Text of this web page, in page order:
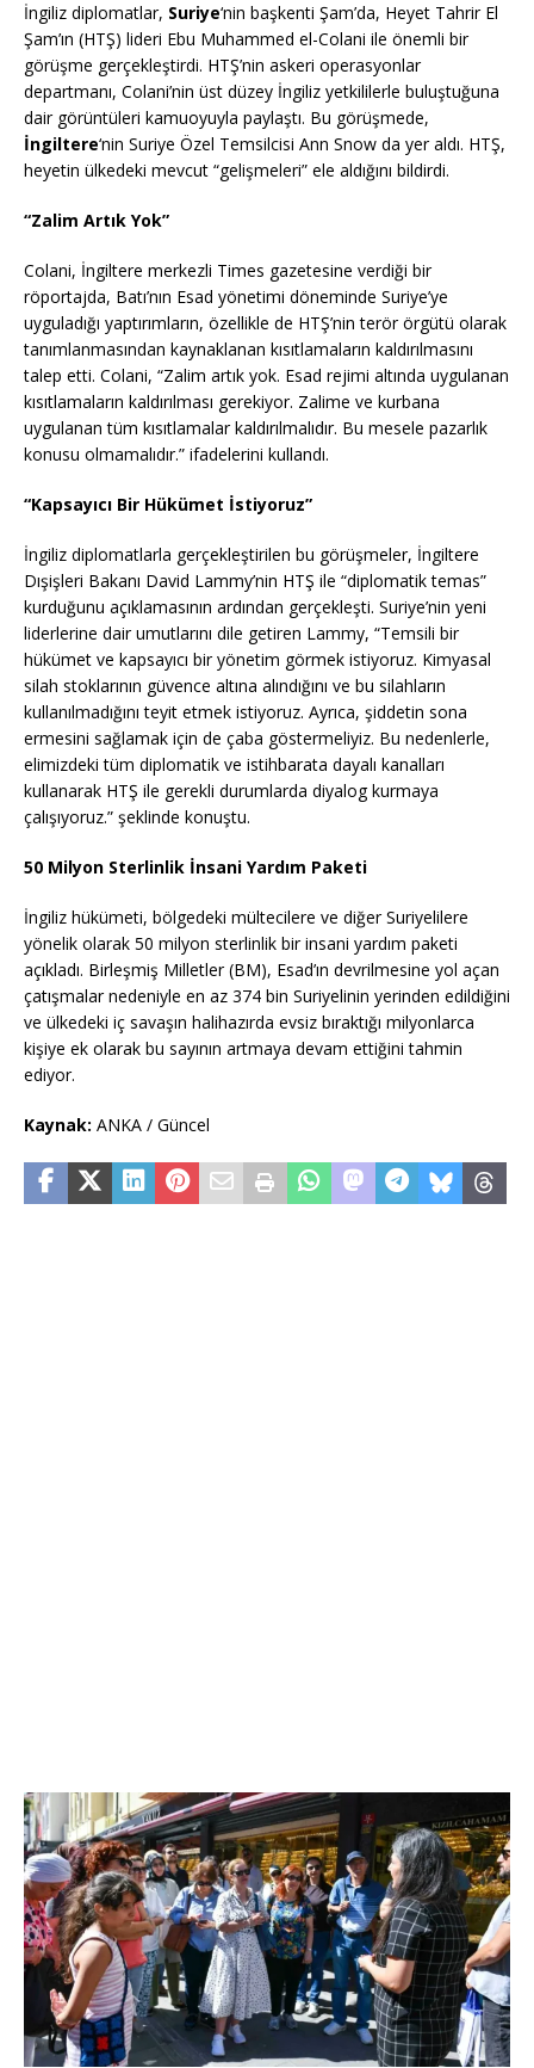
İngiliz diplomatlar, Suriye‘nin başkenti Şam’da, Heyet Tahrir El
Şam’ın (HTŞ) lideri Ebu Muhammed el-Colani ile önemli bir
görüşme gerçekleştirdi. HTŞ’nin askeri operasyonlar
departmanı, Colani’nin üst düzey İngiliz yetkililerle buluştuğuna
dair görüntüleri kamuoyuyla paylaştı. Bu görüşmede,
İngiltere‘nin Suriye Özel Temsilcisi Ann Snow da yer aldı. HTŞ,
heyetin ülkedeki mevcut “gelişmeleri” ele aldığını bildirdi.
“Zalim Artık Yok”
Colani, İngiltere merkezli Times gazetesine verdiği bir
röportajda, Batı’nın Esad yönetimi döneminde Suriye’ye
uyguladığı yaptırımların, özellikle de HTŞ’nin terör örgütü olarak
tanımlanmasından kaynaklanan kısıtlamaların kaldırılmasını
talep etti. Colani, “Zalim artık yok. Esad rejimi altında uygulanan
kısıtlamaların kaldırılması gerekiyor. Zalime ve kurbana
uygulanan tüm kısıtlamalar kaldırılmalıdır. Bu mesele pazarlık
konusu olmamalıdır.” ifadelerini kullandı.
“Kapsayıcı Bir Hükümet İstiyoruz”
İngiliz diplomatlarla gerçekleştirilen bu görüşmeler, İngiltere
Dışişleri Bakanı David Lammy’nin HTŞ ile “diplomatik temas”
kurduğunu açıklamasının ardından gerçekleşti. Suriye’nin yeni
liderlerine dair umutlarını dile getiren Lammy, “Temsili bir
hükümet ve kapsayıcı bir yönetim görmek istiyoruz. Kimyasal
silah stoklarının güvence altına alındığını ve bu silahların
kullanılmadığını teyit etmek istiyoruz. Ayrıca, şiddetin sona
ermesini sağlamak için de çaba göstermeliyiz. Bu nedenlerle,
elimizdeki tüm diplomatik ve istihbarata dayalı kanalları
kullanarak HTŞ ile gerekli durumlarda diyalog kurmaya
çalışıyoruz.” şeklinde konuştu.
50 Milyon Sterlinlik İnsani Yardım Paketi
İngiliz hükümeti, bölgedeki mültecilere ve diğer Suriyelilere
yönelik olarak 50 milyon sterlinlik bir insani yardım paketi
açıkladı. Birleşmiş Milletler (BM), Esad’ın devrilmesine yol açan
çatışmalar nedeniyle en az 374 bin Suriyelinin yerinden edildiğini
ve ülkedeki iç savaşın halihazırda evsiz bıraktığı milyonlarca
kişiye ek olarak bu sayının artmaya devam ettiğini tahmin
ediyor.
Kaynak: ANKA / Güncel